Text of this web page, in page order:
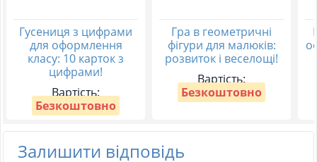
Гусениця з цифрами
для оформлення
класу: 10 карток з
цифрами!
Вартість:
Безкоштовно
Гра в геометричні
фігури для малюків:
розвиток і веселощі!
Вартість:
Безкоштовно
Залишити відповідь